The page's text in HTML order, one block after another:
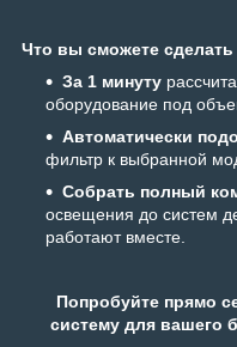
Что вы сможете сделать
За 1 минуту
оборудование под
Автоматически
фильтр к выбранной
Собрать полный
освещения до систем
работают вместе.
Попробуйте прямо
систему для вашего